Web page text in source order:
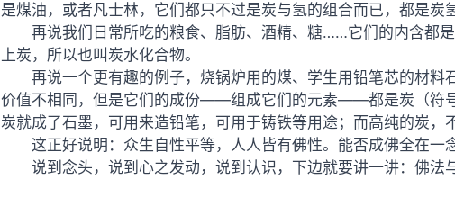
是煤油，或者凡士林，它们都只不过是炭与氢的组合而已，都是炭
再说我们日常所吃的粮食、脂肪、酒精、糖……它们的内含都
上炭，所以也叫炭水化合物。
再说一个更有趣的例子，烧锅炉用的煤、学生用铅笔芯的材
价值不相同，但是它们的成份——组成它们的元素——都是炭（符
炭就成了石墨，可用来造铅笔，可用于铸铁等用途；而高纯的炭，
这正好说明：众生自性平等，人人皆有佛性。能否成佛全在一
说到念头，说到心之发动，说到认识，下边就要讲一讲：佛法